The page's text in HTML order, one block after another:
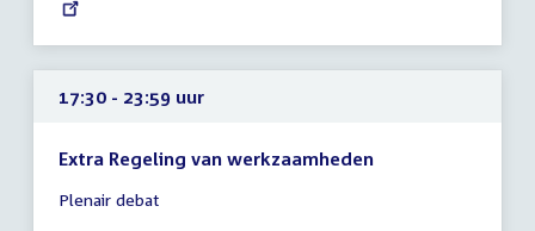
uur
17:30 - 23:59 uur
Extra Regeling van werkzaamheden
vergadering
Plenair debat